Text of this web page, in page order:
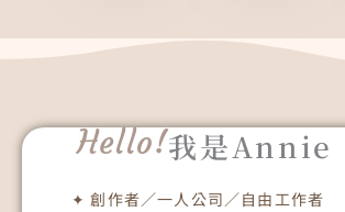
Hello!我是Annie
✦ 創作者／一人公司／自由工作者